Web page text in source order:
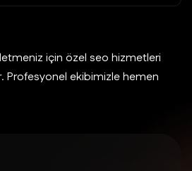
için özel seo hizmetleri
Profesyonel ekibimizle hemen